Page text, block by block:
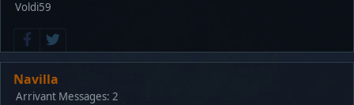
Voldi59
Navilla
Arrivant Messages: 2